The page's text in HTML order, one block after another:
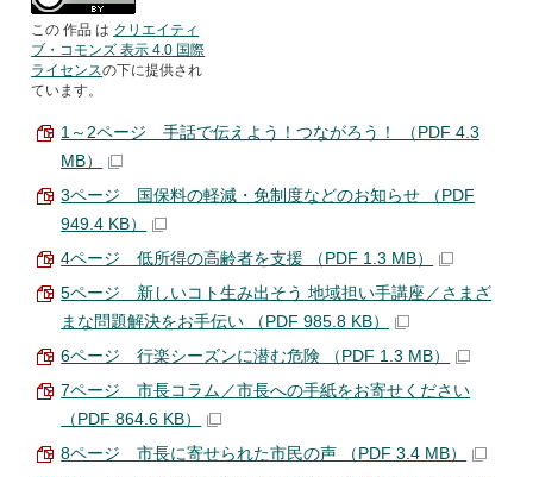
この 作品 は クリエイティ
ブ・コモンズ 表示 4.0 国際
ライセンスの下に提供され
ています。
1～2ページ 手話で伝えよう！つながろう！ （PDF 4.3
MB）
3ページ 国保料の軽減・免制度などのお知らせ （PDF
949.4 KB）
4ページ 低所得の高齢者を支援 （PDF 1.3 MB）
5ページ 新しいコト生み出そう 地域担い手講座／さまざ
まな問題解決をお手伝い （PDF 985.8 KB）
6ページ 行楽シーズンに潜む危険 （PDF 1.3 MB）
7ページ 市長コラム／市長への手紙をお寄せください
（PDF 864.6 KB）
8ページ 市長に寄せられた市民の声 （PDF 3.4 MB）